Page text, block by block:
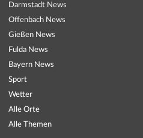
Darmstadt News
Offenbach News
Gießen News
Fulda News
Bayern News
Sport
Wetter
Alle Orte
Alle Themen